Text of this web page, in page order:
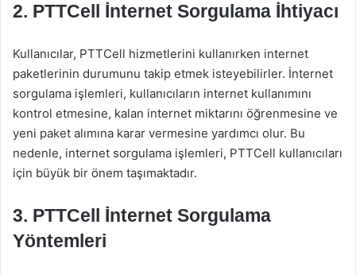
2. PTTCell İnternet Sorgulama İhtiyacı
Kullanıcılar, PTTCell hizmetlerini kullanırken internet
paketlerinin durumunu takip etmek isteyebilirler. İnternet
sorgulama işlemleri, kullanıcıların internet kullanımını
kontrol etmesine, kalan internet miktarını öğrenmesine ve
yeni paket alımına karar vermesine yardımcı olur. Bu
nedenle, internet sorgulama işlemleri, PTTCell kullanıcıları
için büyük bir önem taşımaktadır.
3. PTTCell İnternet Sorgulama
Yöntemleri